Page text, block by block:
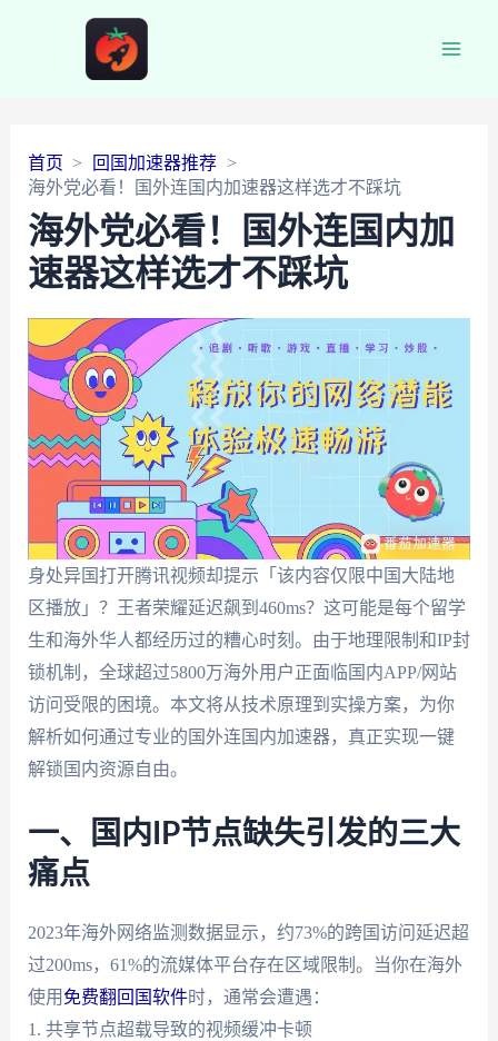
首页
回国加速器推荐
海外党必看！国外连国内加速器这样选才不踩坑
海外党必看！国外连国内加
速器这样选才不踩坑
身处异国打开腾讯视频却提示「该内容仅限中国大陆地
区播放」？王者荣耀延迟飙到460ms？这可能是每个留学
生和海外华人都经历过的糟心时刻。由于地理限制和IP封
锁机制，全球超过5800万海外用户正面临国内APP/网站
访问受限的困境。本文将从技术原理到实操方案，为你
解析如何通过专业的国外连国内加速器，真正实现一键
解锁国内资源自由。
一、国内IP节点缺失引发的三大
痛点
2023年海外网络监测数据显示，约73%的跨国访问延迟超
过200ms，61%的流媒体平台存在区域限制。当你在海外
使用 免费翻回国软件时，通常会遭遇：
1. 共享节点超载导致的视频缓冲卡顿